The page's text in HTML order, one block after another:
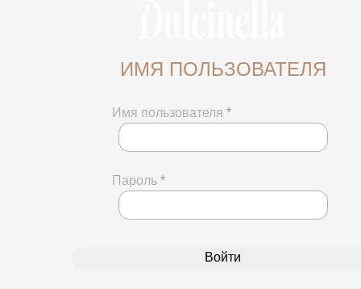
ИМЯ ПОЛЬЗОВАТЕЛЯ
Имя пользователя *
Пароль *